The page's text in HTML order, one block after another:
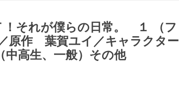
！それが僕らの日常。 １ （フ
原作 葉賀ユイ／キャラクター
高生、一般）その他